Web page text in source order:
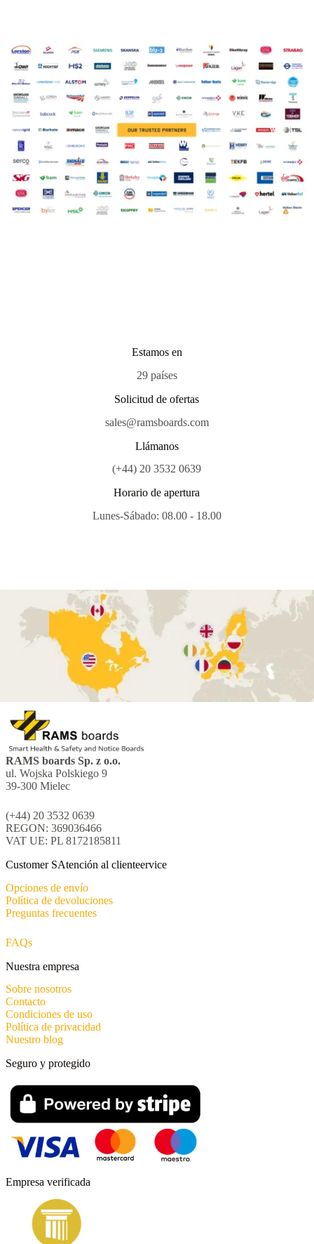
Estamos en
29 países
Solicitud de ofertas
sales@ramsboards.com
Llámanos
(+44) 20 3532 0639
Horario de apertura
Lunes-Sábado: 08.00 - 18.00
RAMS boards Sp. z o.o.
ul. Wojska Polskiego 9
39-300 Mielec
(+44) 20 3532 0639
REGON: 369036466
VAT UE: PL 8172185811
Customer SAtención al clienteervice
Opciones de envío
Política de devoluciones
Preguntas frecuentes
FAQs
Nuestra empresa
Sobre nosotros
Contacto
Condiciones de uso
Política de privacidad
Nuestro blog
Empresa verificada
Seguro y protegido